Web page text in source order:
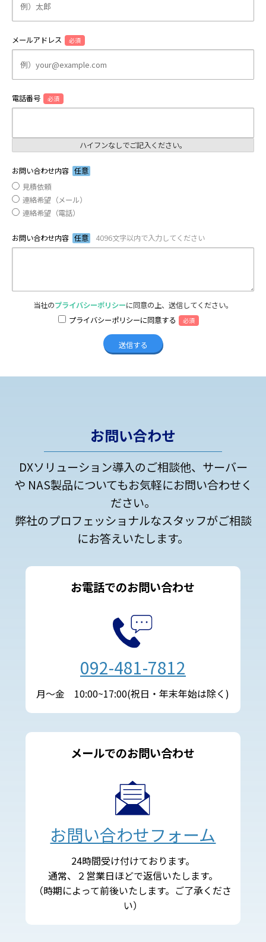
メールアドレス 必須
電話番号 必須
ハイフンなしでご記入ください。
お問い合わせ内容 任意
見積依頼
連絡希望（メール）
連絡希望（電話）
お問い合わせ内容 任意 4096文字以内で入力してください
当社のプライバシーポリシーに同意の上、送信してください。
プライバシーポリシーに同意する
必須
お問い合わせ
DXソリューション導入のご相談他、サーバー
や NAS製品についてもお気軽にお問い合わせく
ださい。
弊社のプロフェッショナルなスタッフがご相談
にお答えいたします。
お電話でのお問い合わせ
092-481-7812
月～金 10:00~17:00(祝日・年末年始は除く)
メールでのお問い合わせ
お問い合わせフォーム
24時間受け付けております。
通常、２営業日ほどで返信いたします。
（時期によって前後いたします。ご了承くださ
い）